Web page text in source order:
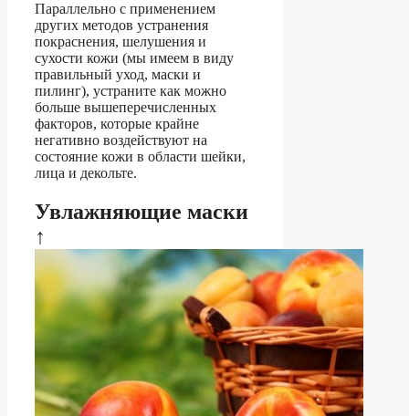
Параллельно с применением
других методов устранения
покраснения, шелушения и
сухости кожи (мы имеем в виду
правильный уход, маски и
пилинг), устраните как можно
больше вышеперечисленных
факторов, которые крайне
негативно воздействуют на
состояние кожи в области шейки,
лица и декольте.
Увлажняющие маски
↑